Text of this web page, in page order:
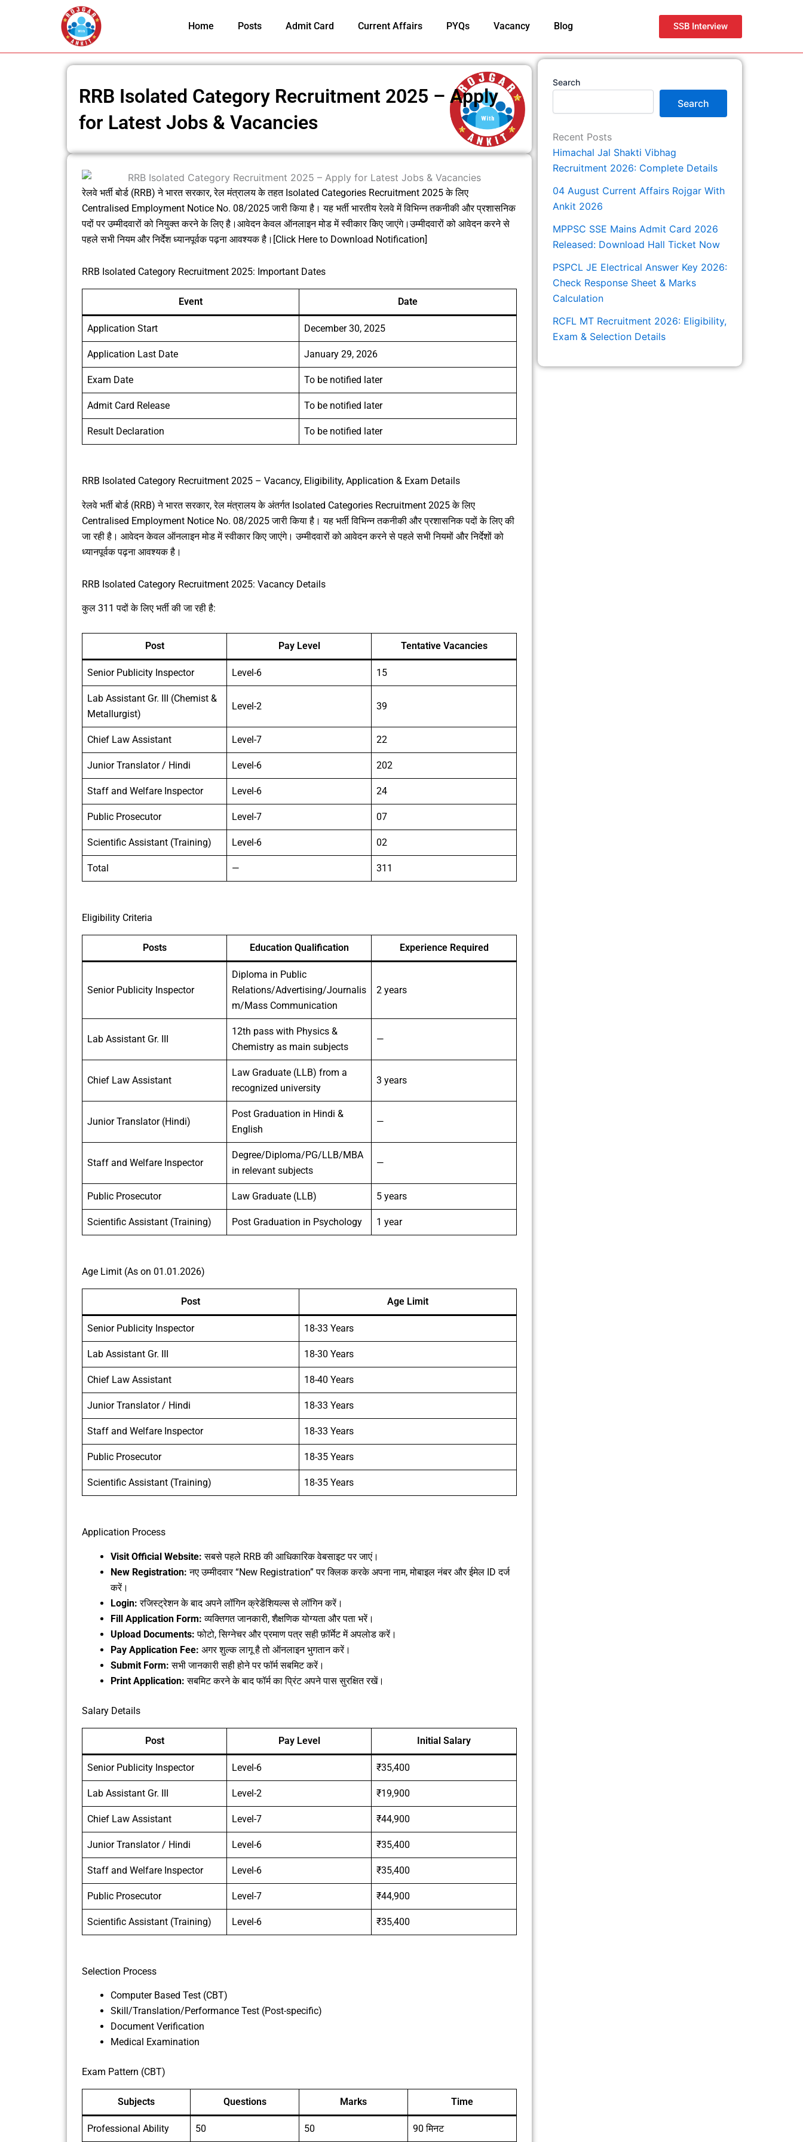
Home Posts Admit Card Current Affairs PYQs Vacancy Blog SSB Interview
RRB Isolated Category Recruitment 2025 – Apply
for Latest Jobs & Vacancies
रेलवे भर्ती बोर्ड (RRB) ने भारत सरकार, रेल मंत्रालय के तहत Isolated Categories Recruitment 2025 के लिए
Centralised Employment Notice No. 08/2025 जारी किया है। यह भर्ती भारतीय रेलवे में विभिन्न तकनीकी और प्रशासनिक
पदों पर उम्मीदवारों को नियुक्त करने के लिए है।आवेदन केवल ऑनलाइन मोड में स्वीकार किए जाएंगे।उम्मीदवारों को आवेदन करने से
पहले सभी नियम और निर्देश ध्यानपूर्वक पढ़ना आवश्यक है।[Click Here to Download Notification]
RRB Isolated Category Recruitment 2025: Important Dates
Event Date
Application Start December 30, 2025
Application Last Date January 29, 2026
Exam Date To be notified later
Admit Card Release To be notified later
Result Declaration To be notified later
RRB Isolated Category Recruitment 2025 – Vacancy, Eligibility, Application & Exam Details
रेलवे भर्ती बोर्ड (RRB) ने भारत सरकार, रेल मंत्रालय के अंतर्गत Isolated Categories Recruitment 2025 के लिए
Centralised Employment Notice No. 08/2025 जारी किया है। यह भर्ती विभिन्न तकनीकी और प्रशासनिक पदों के लिए की
जा रही है। आवेदन केवल ऑनलाइन मोड में स्वीकार किए जाएंगे। उम्मीदवारों को आवेदन करने से पहले सभी नियमों और निर्देशों को
ध्यानपूर्वक पढ़ना आवश्यक है।
RRB Isolated Category Recruitment 2025: Vacancy Details
कुल 311 पदों के लिए भर्ती की जा रही है:
Post Pay Level Tentative Vacancies
Senior Publicity Inspector Level-6 15
Lab Assistant Gr. III (Chemist &
Metallurgist)
Level-2 39
Chief Law Assistant Level-7 22
Junior Translator / Hindi Level-6 202
Staff and Welfare Inspector Level-6 24
Public Prosecutor Level-7 07
Scientific Assistant (Training) Level-6 02
Total — 311
Eligibility Criteria
Posts Education Qualification Experience Required
Senior Publicity Inspector
Diploma in Public
Relations/Advertising/Journalis
m/Mass Communication
2 years
Lab Assistant Gr. III
12th pass with Physics &
Chemistry as main subjects
—
Chief Law Assistant
Law Graduate (LLB) from a
recognized university
3 years
Junior Translator (Hindi)
Post Graduation in Hindi &
English
—
Staff and Welfare Inspector
Degree/Diploma/PG/LLB/MBA
in relevant subjects
—
Public Prosecutor Law Graduate (LLB) 5 years
Scientific Assistant (Training) Post Graduation in Psychology 1 year
Age Limit (As on 01.01.2026)
Post Age Limit
Senior Publicity Inspector 18-33 Years
Lab Assistant Gr. III 18-30 Years
Chief Law Assistant 18-40 Years
Junior Translator / Hindi 18-33 Years
Staff and Welfare Inspector 18-33 Years
Public Prosecutor 18-35 Years
Scientific Assistant (Training) 18-35 Years
Application Process
Visit Official Website: सबसे पहले RRB की आधिकारिक वेबसाइट पर जाएं।
New Registration: नए उम्मीदवार “New Registration” पर क्लिक करके अपना नाम, मोबाइल नंबर और ईमेल ID दर्ज
करें।
Login: रजिस्ट्रेशन के बाद अपने लॉगिन क्रेडेंशियल्स से लॉगिन करें।
Fill Application Form: व्यक्तिगत जानकारी, शैक्षणिक योग्यता और पता भरें।
Upload Documents: फोटो, सिग्नेचर और प्रमाण पत्र सही फ़ॉर्मेट में अपलोड करें।
Pay Application Fee: अगर शुल्क लागू है तो ऑनलाइन भुगतान करें।
Submit Form: सभी जानकारी सही होने पर फॉर्म सबमिट करें।
Print Application: सबमिट करने के बाद फॉर्म का प्रिंट अपने पास सुरक्षित रखें।
Salary Details
Post Pay Level Initial Salary
Senior Publicity Inspector Level-6 ₹35,400
Lab Assistant Gr. III Level-2 ₹19,900
Chief Law Assistant Level-7 ₹44,900
Junior Translator / Hindi Level-6 ₹35,400
Staff and Welfare Inspector Level-6 ₹35,400
Public Prosecutor Level-7 ₹44,900
Scientific Assistant (Training) Level-6 ₹35,400
Selection Process
Computer Based Test (CBT)
Skill/Translation/Performance Test (Post-specific)
Document Verification
Medical Examination
Exam Pattern (CBT)
Subjects Questions Marks Time
Professional Ability 50 50 90 मिनट
Search
Search
Recent Posts
Himachal Jal Shakti Vibhag
Recruitment 2026: Complete Details
04 August Current Affairs Rojgar With
Ankit 2026
MPPSC SSE Mains Admit Card 2026
Released: Download Hall Ticket Now
PSPCL JE Electrical Answer Key 2026:
Check Response Sheet & Marks
Calculation
RCFL MT Recruitment 2026: Eligibility,
Exam & Selection Details